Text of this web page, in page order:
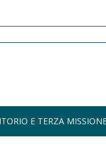
E TERZA